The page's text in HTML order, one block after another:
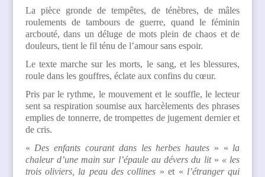
La pièce gronde de tempêtes, de ténèbres, de mâles
roulements de tambours de guerre, quand le féminin
arcbouté, dans un déluge de mots plein de chaos et de
douleurs, tient le fil ténu de l’amour sans espoir.
Le texte marche sur les morts, le sang, et les blessures,
roule dans les gouffres, éclate aux confins du cœur.
Pris par le rythme, le mouvement et le souffle, le lecteur
sent sa respiration soumise aux harcèlements des phrases
emplies de tonnerre, de trompettes de jugement dernier et
de cris.
« Des enfants courant dans les herbes hautes » « la
chaleur d’une main sur l’épaule au dévers du lit» « les
trois oliviers, la peau des collines » et « l’étranger qui